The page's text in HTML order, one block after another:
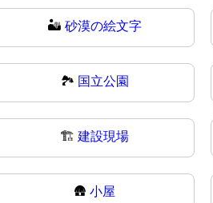
🏜️ 砂漠の絵文字
🏞 国立公園
🏗️ 建設現場
🛖 小屋